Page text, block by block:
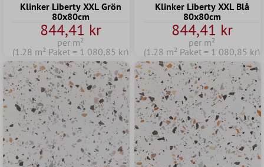
Klinker Liberty XXL Grön
80x80cm
844,41 kr
per m²
(1.28 m² Paket = 1 080,85 kr)
Klinker Liberty XXL Blå
80x80cm
844,41 kr
per m²
(1.28 m² Paket = 1 080,85 kr)